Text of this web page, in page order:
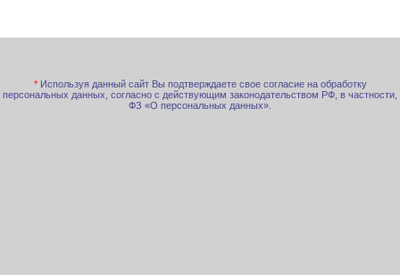
* Используя данный сайт Вы подтверждаете свое согласие на обработку
персональных данных, согласно с действующим законодательством РФ, в частности,
ФЗ «О персональных данных».